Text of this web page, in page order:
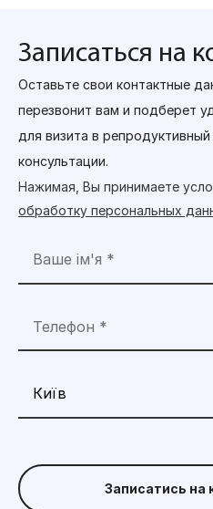
Записаться на
Оставьте свои контактные
перезвонит вам и подберет
для визита в
консультации.
Нажимая, Вы принимаете
обработку персональных
Записатись на